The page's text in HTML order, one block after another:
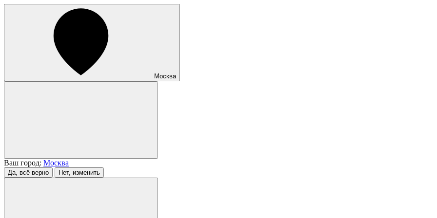
Москва
Ваш город: Москва
Да, всё верно Нет, изменить